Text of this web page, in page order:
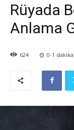
Rüyada
Anlama
624 0-1